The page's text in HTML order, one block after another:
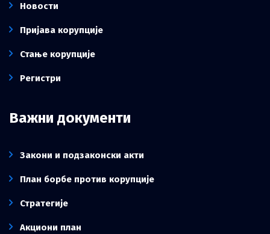
Новости
Пријава корупције
Стање корупције
Регистри
Важни документи
Закони и подзаконски акти
План борбе против корупције
Стратегије
Акциони план